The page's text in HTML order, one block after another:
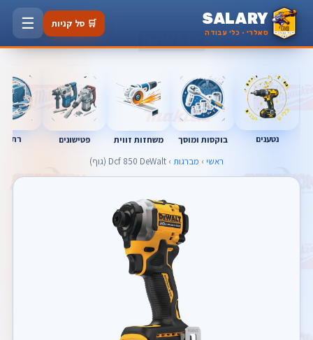
SALARY
סאלרי · כלי עבודה
🛒 סל קניות ☰
נטענים בוקסות ומוסך משחזות זווית פטישונים
ראשי › מברגות › Dcf 850 DeWalt (גוף)